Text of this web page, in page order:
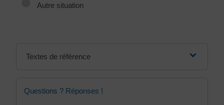
Autre situation
Textes de référence
Questions ? Réponses !